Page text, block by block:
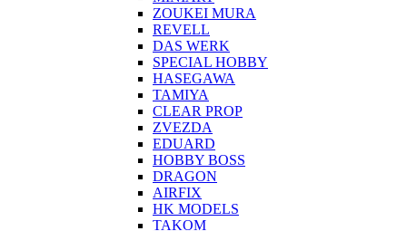
ZOUKEI MURA
REVELL
DAS WERK
SPECIAL HOBBY
HASEGAWA
TAMIYA
CLEAR PROP
ZVEZDA
EDUARD
HOBBY BOSS
DRAGON
AIRFIX
HK MODELS
TAKOM